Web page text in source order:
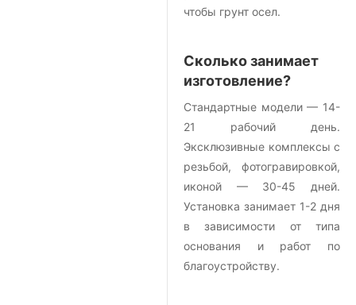
чтобы грунт осел.
Сколько занимает
изготовление?
Стандартные модели — 14-
21 рабочий день.
Эксклюзивные комплексы с
резьбой, фотогравировкой,
иконой — 30-45 дней.
Установка занимает 1-2 дня
в зависимости от типа
основания и работ по
благоустройству.